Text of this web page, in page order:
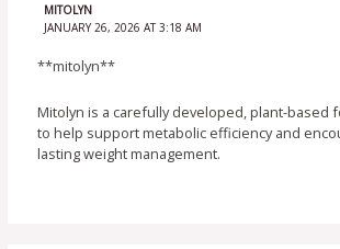
MITOLYN
JANUARY 26, 2026 AT 3:18 AM
**mitolyn**
Mitolyn is a carefully developed, plant-based
to help support metabolic efficiency and
lasting weight management.